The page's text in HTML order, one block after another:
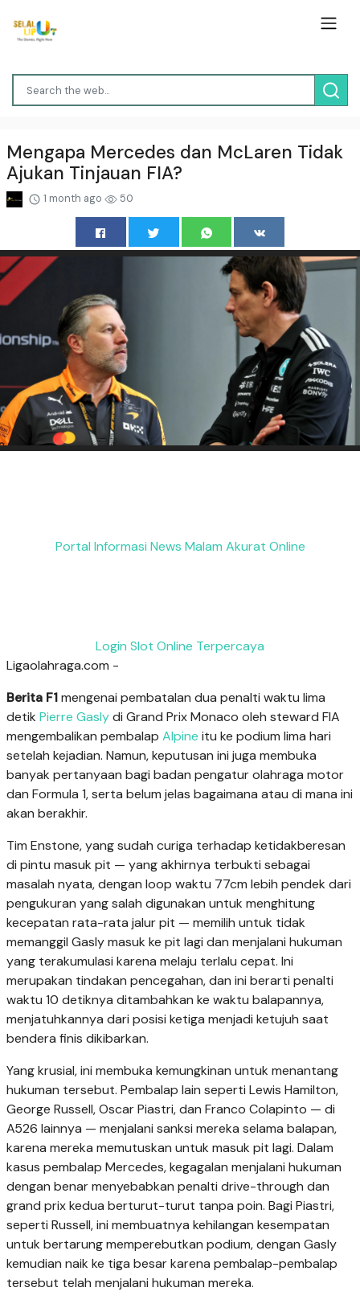
Mengapa Mercedes dan McLaren Tidak
Ajukan Tinjauan FIA?
1 month ago 50
Portal Informasi News Malam Akurat Online
Login Slot Online Terpercaya
Ligaolahraga.com -
Berita F1mengenai pembatalan dua penalti waktu lima
detik Pierre Gaslydi Grand Prix Monaco oleh steward FIA
mengembalikan pembalap Alpine itu ke podium lima hari
setelah kejadian. Namun, keputusan ini juga membuka
banyak pertanyaan bagi badan pengatur olahraga motor
dan Formula 1, serta belum jelas bagaimana atau di mana ini
akan berakhir.
Tim Enstone, yang sudah curiga terhadap ketidakberesan
di pintu masuk pit — yang akhirnya terbukti sebagai
masalah nyata, dengan loop waktu 77cm lebih pendek dari
pengukuran yang salah digunakan untuk menghitung
kecepatan rata-rata jalur pit — memilih untuk tidak
memanggil Gasly masuk ke pit lagi dan menjalani hukuman
yang terakumulasi karena melaju terlalu cepat. Ini
merupakan tindakan pencegahan, dan ini berarti penalti
waktu 10 detiknya ditambahkan ke waktu balapannya,
menjatuhkannya dari posisi ketiga menjadi ketujuh saat
bendera finis dikibarkan.
Yang krusial, ini membuka kemungkinan untuk menantang
hukuman tersebut. Pembalap lain seperti Lewis Hamilton,
George Russell, Oscar Piastri, dan Franco Colapinto — di
A526 lainnya — menjalani sanksi mereka selama balapan,
karena mereka memutuskan untuk masuk pit lagi. Dalam
kasus pembalap Mercedes, kegagalan menjalani hukuman
dengan benar menyebabkan penalti drive-through dan
grand prix kedua berturut-turut tanpa poin. Bagi Piastri,
seperti Russell, ini membuatnya kehilangan kesempatan
untuk bertarung memperebutkan podium, dengan Gasly
kemudian naik ke tiga besar karena pembalap-pembalap
tersebut telah menjalani hukuman mereka.